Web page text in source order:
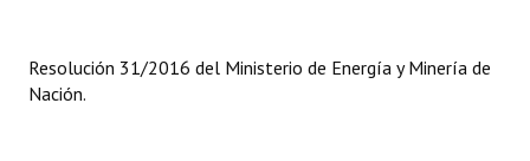
Actas de Sesión
Resolución 31/2016 del Ministerio de Energía y Minería de
Nación.